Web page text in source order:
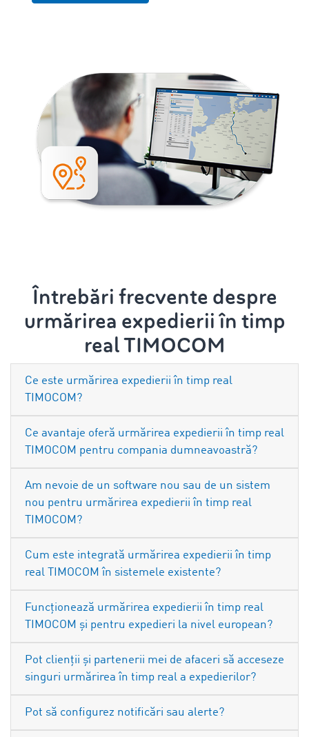
Întrebări frecvente despre
urmărirea expedierii în timp
real TIMOCOM
Ce este urmărirea expedierii în timp real
TIMOCOM?
Ce avantaje oferă urmărirea expedierii în timp real
TIMOCOM pentru compania dumneavoastră?
Am nevoie de un software nou sau de un sistem
nou pentru urmărirea expedierii în timp real
TIMOCOM?
Cum este integrată urmărirea expedierii în timp
real TIMOCOM în sistemele existente?
Funcționează urmărirea expedierii în timp real
TIMOCOM și pentru expedieri la nivel european?
Pot clienții și partenerii mei de afaceri să acceseze
singuri urmărirea în timp real a expedierilor?
Pot să configurez notificări sau alerte?